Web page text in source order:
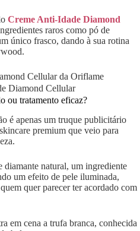
Creme Anti-Idade Diamond
raros como pó de
único frasco, dando à sua rotina
Diamond Cellular
ou tratamento eficaz?
é apenas um truque publicitário
premium que veio para
natural, um ingrediente
um efeito de pele iluminada,
quer parecer ter acordado com
em cena a trufa branca, conhecida